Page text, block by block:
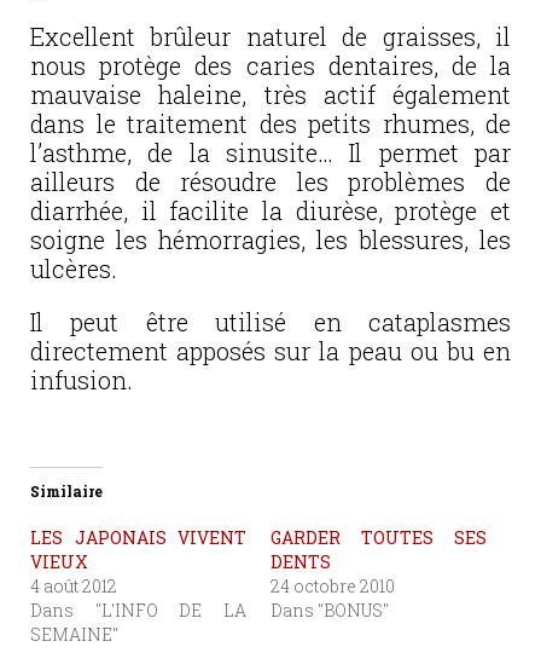
Excellent brûleur naturel de graisses, il
nous protège des caries dentaires, de la
mauvaise haleine, très actif également
dans le traitement des petits rhumes, de
l’asthme, de la sinusite… Il permet par
ailleurs de résoudre les problèmes de
diarrhée, il facilite la diurèse, protège et
soigne les hémorragies, les blessures, les
ulcères.
Il peut être utilisé en cataplasmes
directement apposés sur la peau ou bu en
infusion.
Similaire
LES JAPONAIS VIVENT
VIEUX
4 août 2012
Dans "L'INFO DE LA
SEMAINE"
GARDER TOUTES SES
DENTS
24 octobre 2010
Dans "BONUS"